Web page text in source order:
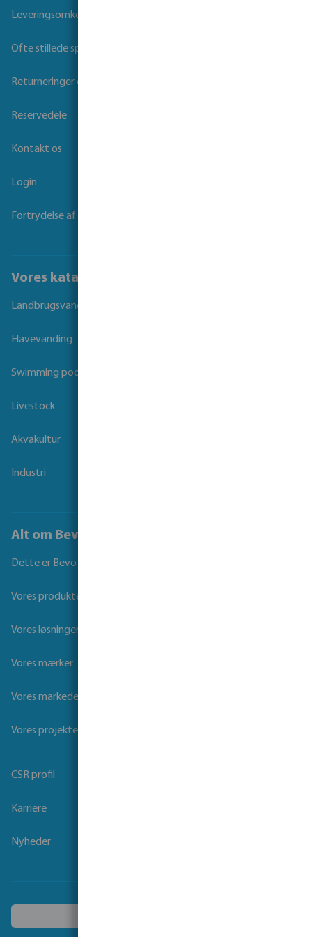
Leveringsomkostninger og transporttid
Ofte stillede spørgsmål
Returneringer og Garanti
Reservedele
Kontakt os
Login
Fortrydelse af kontrakt
Vores kataloger
Landbrugsvanding
Havevanding
Swimming pool
Livestock
Akvakultur
Industri
Alt om Bevo
Dette er Bevo
Vores produkter
Vores løsninger
Vores mærker
Vores markeder
Vores projekter
CSR profil
Karriere
Nyheder